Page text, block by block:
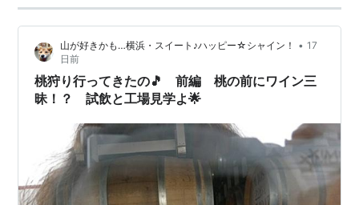
山が好きかも…横浜・スイート♪ハッピー☆シャイン！ • 17
日前
桃狩り行ってきたの🎵 前編 桃の前にワイン三
昧！？ 試飲と工場見学よ🌟